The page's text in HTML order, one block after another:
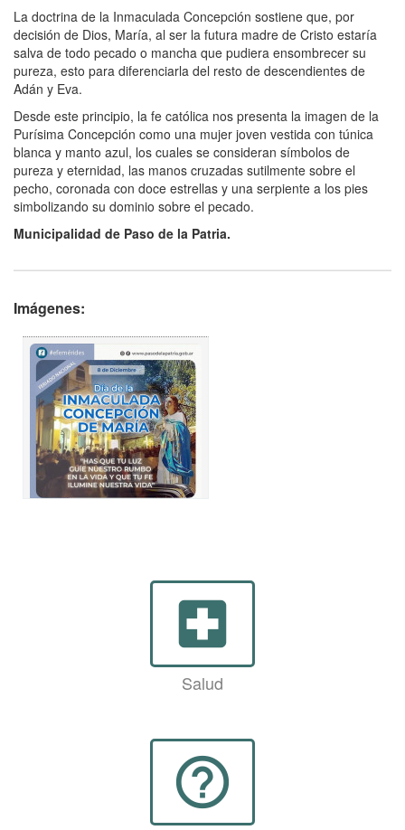
La doctrina de la Inmaculada Concepción sostiene que, por
decisión de Dios, María, al ser la futura madre de Cristo estaría
salva de todo pecado o mancha que pudiera ensombrecer su
pureza, esto para diferenciarla del resto de descendientes de
Adán y Eva.
Desde este principio, la fe católica nos presenta la imagen de la
Purísima Concepción como una mujer joven vestida con túnica
blanca y manto azul, los cuales se consideran símbolos de
pureza y eternidad, las manos cruzadas sutilmente sobre el
pecho, coronada con doce estrellas y una serpiente a los pies
simbolizando su dominio sobre el pecado.
Municipalidad de Paso de la Patria.
Imágenes:
local_hospital
Salud
help_outline